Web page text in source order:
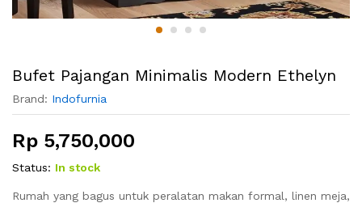
Bufet Pajangan Minimalis Modern Ethelyn
Brand: Indofurnia
Rp 5,750,000
Status: In stock
Rumah yang bagus untuk peralatan makan formal, linen meja,